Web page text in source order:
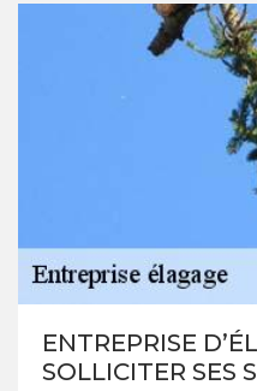
ENTREPRISE
SOLLICITER SES